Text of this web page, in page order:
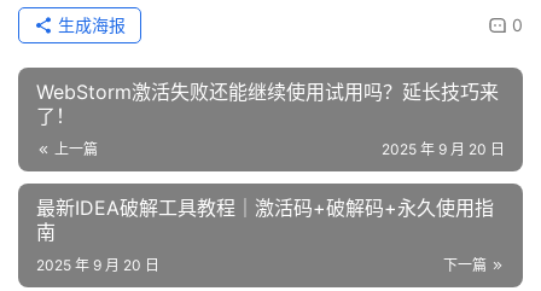
0
生成海报
WebStorm激活失败还能继续使用试用吗？延长技巧来
了！
上一篇 2025 年 9 月 20 日
最新IDEA破解工具教程｜激活码+破解码+永久使用指
南
下一篇
2025 年 9 月 20 日